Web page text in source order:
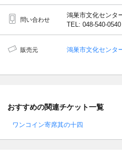
問い合わせ
鴻巣市文化センタ
TEL: 048-540-0540
販売元 鴻巣市文化センタ
おすすめの関連チケット一覧
ワンコイン寄席其の十四